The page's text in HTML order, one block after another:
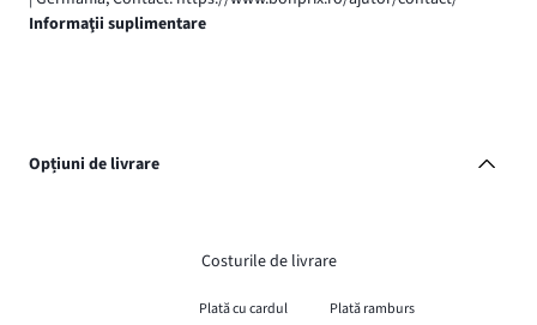
Informaţii suplimentare
Opțiuni de livrare
Costurile de livrare
Plată cu cardul
Plată ramburs